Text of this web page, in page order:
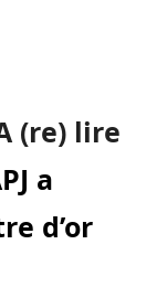
(re) lire
a
d’or